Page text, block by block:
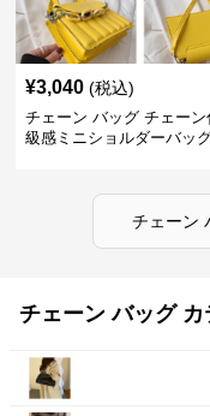
¥3,040 (税込)
チェーン バッグ チェーン
級感ミニショルダーバッ
チェーン
チェーン バッグ